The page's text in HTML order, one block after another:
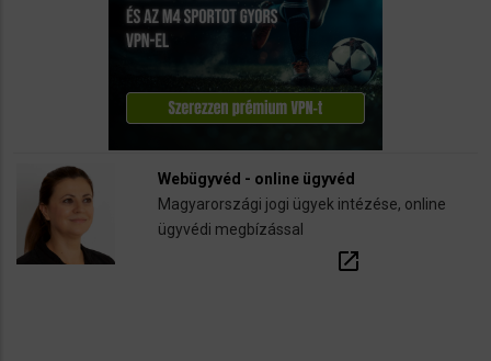
Webügyvéd - online ügyvéd
Magyarországi jogi ügyek intézése, online
ügyvédi megbízással
open_in_new